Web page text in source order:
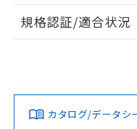
ログ
ダウンロードデータをご
みください。
ソフトウェアの使用条件
EU RoHS 注意事項・
対応済み
規格認証/適合状況
カタログ/データシ